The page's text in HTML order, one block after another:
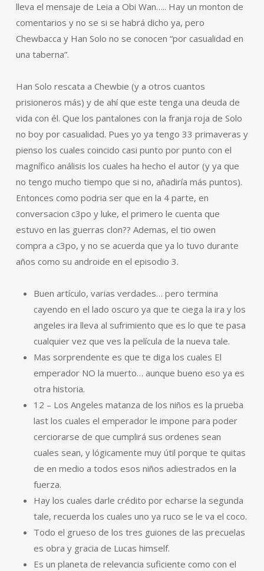
lleva el mensaje de Leia a Obi Wan….. Hay un monton de
comentarios y no se si se habrá dicho ya, pero
Chewbacca y Han Solo no se conocen “por casualidad en
una taberna”.
Han Solo rescata a Chewbie (y a otros cuantos
prisioneros más) y de ahí que este tenga una deuda de
vida con él. Que los pantalones con la franja roja de Solo
no boy por casualidad. Pues yo ya tengo 33 primaveras y
pienso los cuales coincido casi punto por punto con el
magnífico análisis los cuales ha hecho el autor (y ya que
no tengo mucho tiempo que si no, añadiría más puntos).
Entonces como podria ser que en la 4 parte, en
conversacion c3po y luke, el primero le cuenta que
estuvo en las guerras clon?? Ademas, el tio owen
compra a c3po, y no se acuerda que ya lo tuvo durante
años como su androide en el episodio 3.
Buen artículo, varias verdades… pero termina
cayendo en el lado oscuro ya que te ciega la ira y los
angeles ira lleva al sufrimiento que es lo que te pasa
cualquier vez que ves la película de la nueva tale.
Mas sorprendente es que te diga los cuales El
emperador NO la muerto… aunque bueno eso ya es
otra historia.
12 – Los Angeles matanza de los niños es la prueba
last los cuales el emperador le impone para poder
cerciorarse de que cumplirá sus ordenes sean
cuales sean, y lógicamente muy útil porque te quitas
de en medio a todos esos niños adiestrados en la
fuerza.
Hay los cuales darle crédito por echarse la segunda
tale, recuerda los cuales uno ya ruco se le va el coco.
Todo el grueso de los tres guiones de las precuelas
es obra y gracia de Lucas himself.
Es un planeta de relevancia suficiente como con el